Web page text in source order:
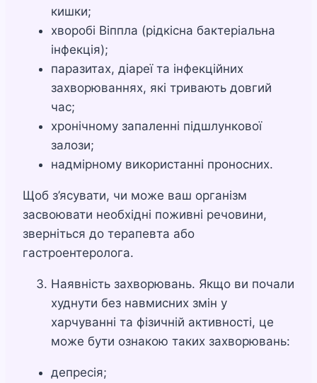
кишки;
хворобі Віппла (рідкісна бактеріальна
інфекція);
паразитах, діареї та інфекційних
захворюваннях, які тривають довгий
час;
хронічному запаленні підшлункової
залози;
надмірному використанні проносних.
Щоб з’ясувати, чи може ваш організм
засвоювати необхідні поживні речовини,
зверніться до терапевта або
гастроентеролога.
Наявність захворювань. Якщо ви почали
худнути без навмисних змін у
харчуванні та фізичній активності, це
може бути ознакою таких захворювань:
депресія;